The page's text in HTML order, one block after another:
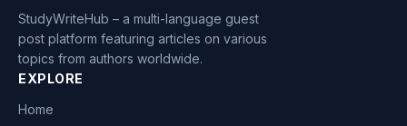
StudyWriteHub – a multi-language guest
post platform featuring articles on various
topics from authors worldwide.
EXPLORE
Home